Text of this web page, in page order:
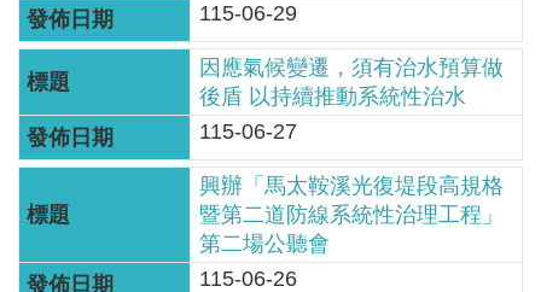
公
告
訊
息
便
民
服
務
115-06-29
因應氣候變遷，須有治水預算做
後盾 以持續推動系統性治水
115-06-27
興辦「馬太鞍溪光復堤段高規格
暨第二道防線系統性治理工程」
第二場公聽會
115-06-26